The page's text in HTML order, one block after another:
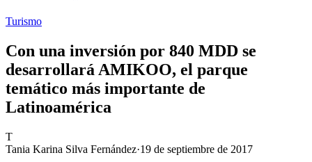
Turismo
Con una inversión por 840 MDD se
desarrollará AMIKOO, el parque
temático más importante de
Latinoamérica
T
Tania Karina Silva Fernández·19 de septiembre de 2017